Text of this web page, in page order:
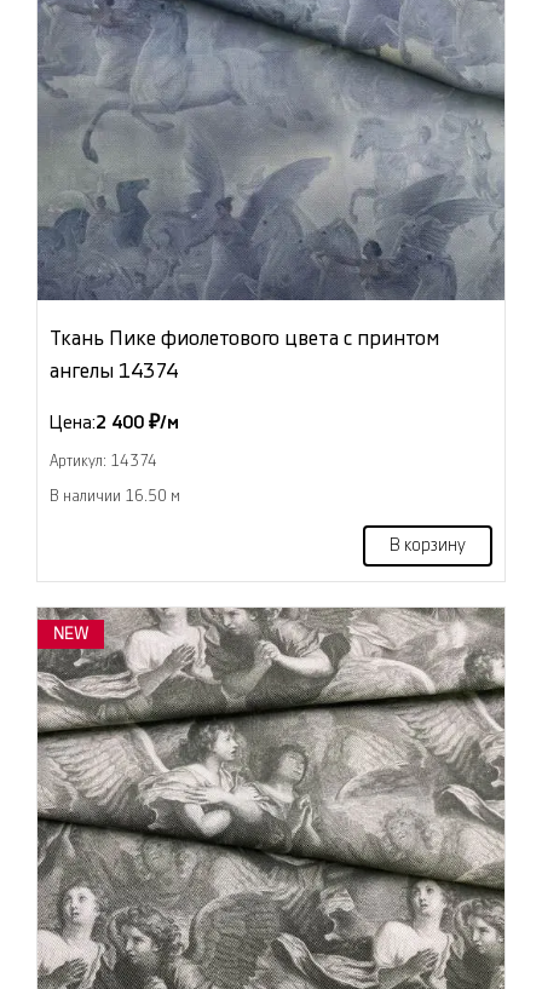
Ткань Пике фиолетового цвета с принтом
ангелы 14374
Цена:2 400 ₽/м
Артикул: 14374
В наличии 16.50 м
В корзину
NEW